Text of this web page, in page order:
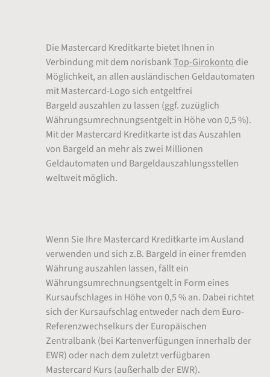
Die Mastercard Kreditkarte bietet Ihnen in
Verbindung mit dem norisbankTop-Girokonto die
Möglichkeit, an allen ausländischen Geldautomaten
mit Mastercard-Logo sich entgeltfrei
Bargeld auszahlen zu lassen (ggf. zuzüglich
Währungsumrechnungsentgelt in Höhe von 0,5 %).
Mit der Mastercard Kreditkarte ist das Auszahlen
von Bargeld an mehr als zwei Millionen
Geldautomaten und Bargeldauszahlungsstellen
weltweit möglich.
Wenn Sie Ihre Mastercard Kreditkarte im Ausland
verwenden und sich z.B. Bargeld in einer fremden
Währung auszahlen lassen, fällt ein
Währungsumrechnungsentgelt in Form eines
Kursaufschlages in Höhe von 0,5 % an. Dabei richtet
sich der Kursaufschlag entweder nach dem Euro-
Referenzwechselkurs der Europäischen
Zentralbank (bei Kartenverfügungen innerhalb der
EWR) oder nach dem zuletzt verfügbaren
Mastercard Kurs (außerhalb der EWR).